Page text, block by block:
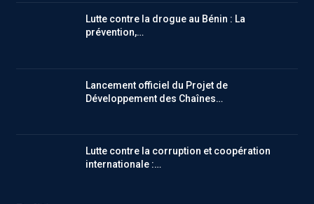
Lutte contre la drogue au Bénin : La
prévention,…
Lancement officiel du Projet de
Développement des Chaînes…
Lutte contre la corruption et coopération
internationale :…